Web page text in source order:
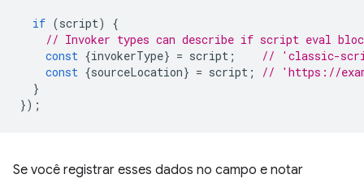
if (script)
{
// Invoker types can describe if script eval
const {invokerType} = script ;
// 'classic-
const {sourceLocation} = script ;
// 'https://
}
});
Se você registrar esses dados no campo e notar